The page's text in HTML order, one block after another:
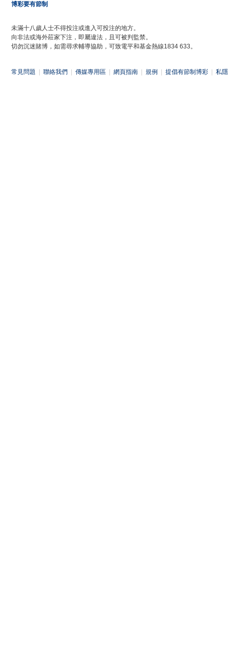
博彩要有節制
未滿十八歲人士不得投注或進入可投注的地方。
向非法或海外莊家下注，即屬違法，且可被判監禁。
切勿沉迷賭博，如需尋求輔導協助，可致電平和基金熱線1834 633。
常見問題 聯絡我們 傳媒專用區 網頁指南 規例 提倡有節制博彩 私